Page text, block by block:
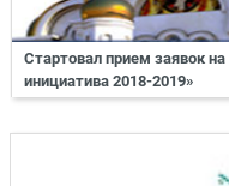
Стартовал прием заявок
инициатива 2018-2019»